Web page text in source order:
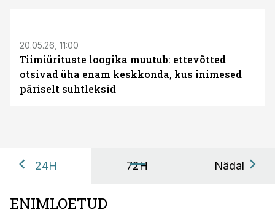
20.05.26, 11:00
Tiimiürituste loogika muutub: ettevõtted
otsivad üha enam keskkonda, kus inimesed
päriselt suhtleksid
24H 72H Nädal
ENIMLOETUD